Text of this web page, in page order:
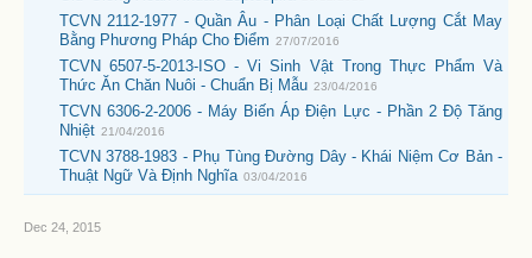
TCVN 2112-1977 - Quần Âu - Phân Loại Chất Lượng Cắt May
Bằng Phương Pháp Cho Điểm 27/07/2016
TCVN 6507-5-2013-ISO - Vi Sinh Vật Trong Thực Phẩm Và
Thức Ăn Chăn Nuôi - Chuẩn Bị Mẫu 23/04/2016
TCVN 6306-2-2006 - Máy Biến Áp Điện Lực - Phần 2 Độ Tăng
Nhiệt 21/04/2016
TCVN 3788-1983 - Phụ Tùng Đường Dây - Khái Niệm Cơ Bản -
Thuật Ngữ Và Định Nghĩa 03/04/2016
Dec 24, 2015